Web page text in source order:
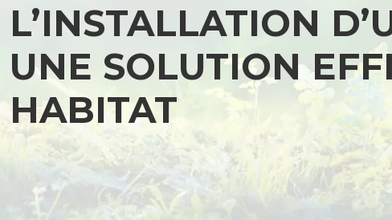
L’INSTALLATION
UNE SOLUTION
HABITAT